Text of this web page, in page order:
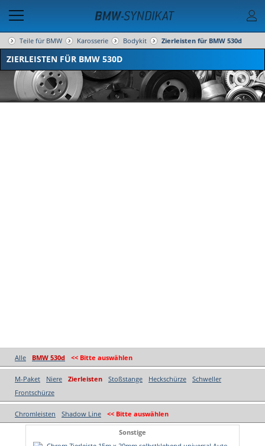
Teile für BMW Karosserie Bodykit Zierleisten für BMW 530d
ZIERLEISTEN FÜR BMW 530D
Alle BMW 530d << Bitte auswählen
M-Paket Niere Zierleisten Stoßstange Heckschürze
Schweller
Frontschürze
Chromleisten Shadow Line << Bitte auswählen
Sonstige